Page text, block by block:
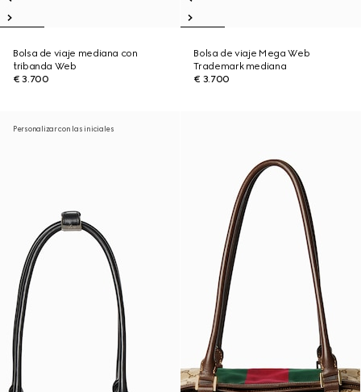
Bolsa de viaje mediana con
tribanda Web
€ 3.700
Bolsa de viaje Mega Web
Trademark mediana
€ 3.700
Personalizar con las iniciales